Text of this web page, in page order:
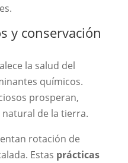
y conservación
la salud del
químicos.
prosperan,
de la tierra.
rotación de
Estas prácticas